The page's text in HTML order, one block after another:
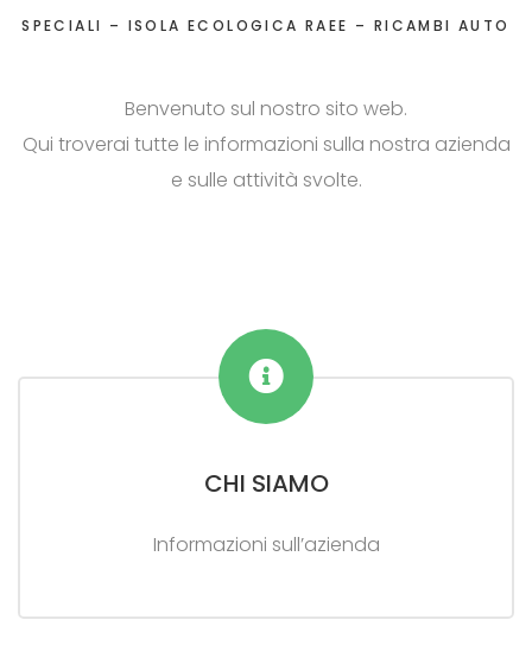
SPECIALI – ISOLA ECOLOGICA RAEE – RICAMBI AUTO
Benvenuto sul nostro sito web.
Qui troverai tutte le informazioni sulla nostra azienda
e sulle attività svolte.
CHI SIAMO
Informazioni sull’azienda